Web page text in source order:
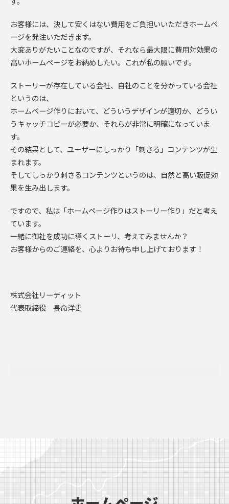
お客様には、決して安くはない費用をご負担いいただきホームペ
ージを発注いただきます。
大変ありがたいことなのですが、それなら最大限に費用対効果の
高いホームページをお納めしたい。これが私の願いです。
ストーリーが存在している会社、自社のことを分かっている会社
というのは、
ホームページ作りにおいて、どういうデザインが適切か、どうい
うキャッチコピーが必要か、それらが非常に明確になっていま
す。
その結果として、ユーザーにしっかり「刺さる」コンテンツが生
まれます。
そしてしっかり刺さるコンテンツというのは、自然と高い販促効
果を生み出します。
ですので、私は「ホームページ作りはストーリー作り」だと考え
ています。
一緒に御社を成功に導くストーリ、考えてみませんか？
お客様からのご連絡を、心よりお待ち申し上げております！
株式会社リーディット
代表取締役 長命洋史